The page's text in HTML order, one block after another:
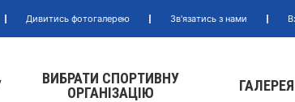
Дивитись фотогалерею Зв'язатись з нами
ВИБРАТИ СПОРТИВНУ
ОРГАНIЗАЦIЮ